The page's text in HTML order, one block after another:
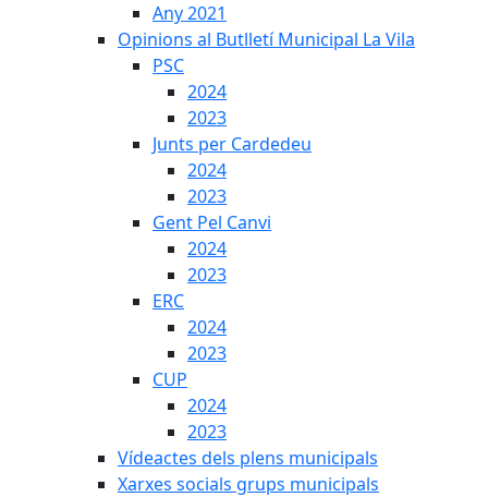
Any 2021
Opinions al Butlletí Municipal La Vila
PSC
2024
2023
Junts per Cardedeu
2024
2023
Gent Pel Canvi
2024
2023
ERC
2024
2023
CUP
2024
2023
Vídeactes dels plens municipals
Xarxes socials grups municipals